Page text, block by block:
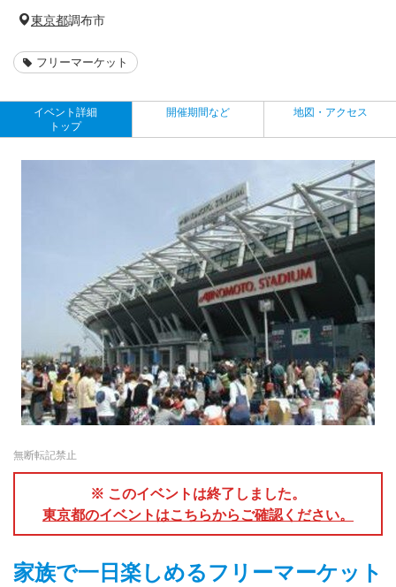
東京都調布市
フリーマーケット
イベント詳細
トップ
開催期間など 地図・アクセス
無断転記禁止
※ このイベントは終了しました。
東京都のイベントはこちらからご確認ください。
家族で一日楽しめるフリーマーケット